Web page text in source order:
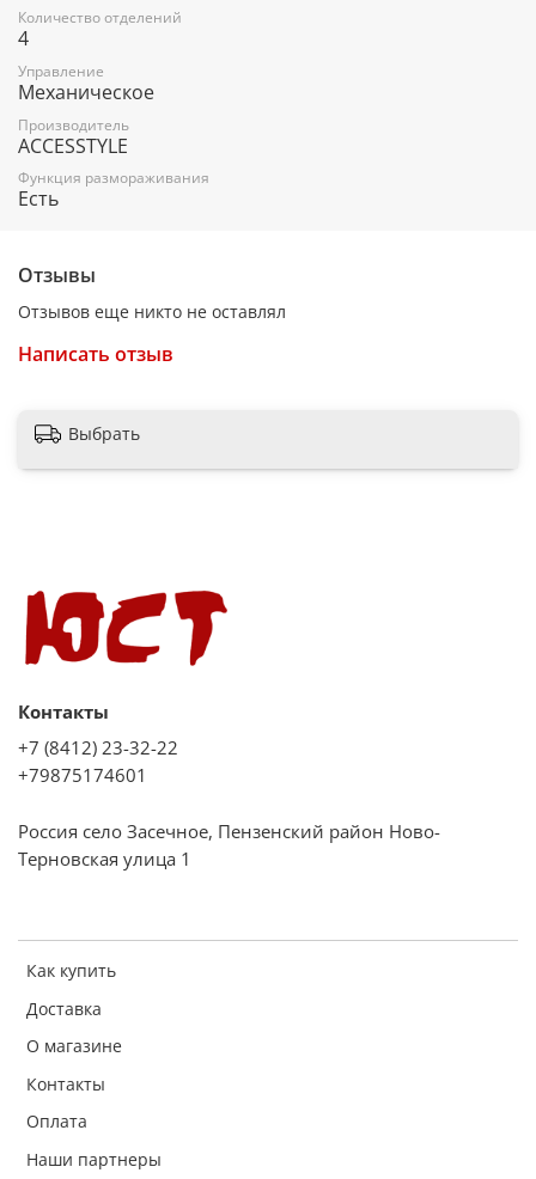
Отсек для шнура
Материал корпуса: Металл, пластик
Питание: 220-240 В ~ 50 Гц
Размер: 333х181х298 мм
Вес нетто: 2,20 кг
Количество отделений
4
Управление
Механическое
Производитель
ACCESSTYLE
Функция размораживания
Есть
Отзывы
Отзывов еще никто не оставлял
Написать отзыв
Выбрать
Как купить
Доставка
О магазине
Контакты
Оплата
Наши партнеры
Контакты
+7 (8412) 23-32-22
+79875174601
Россия село Засечное, Пензенский район Ново-
Терновская улица 1